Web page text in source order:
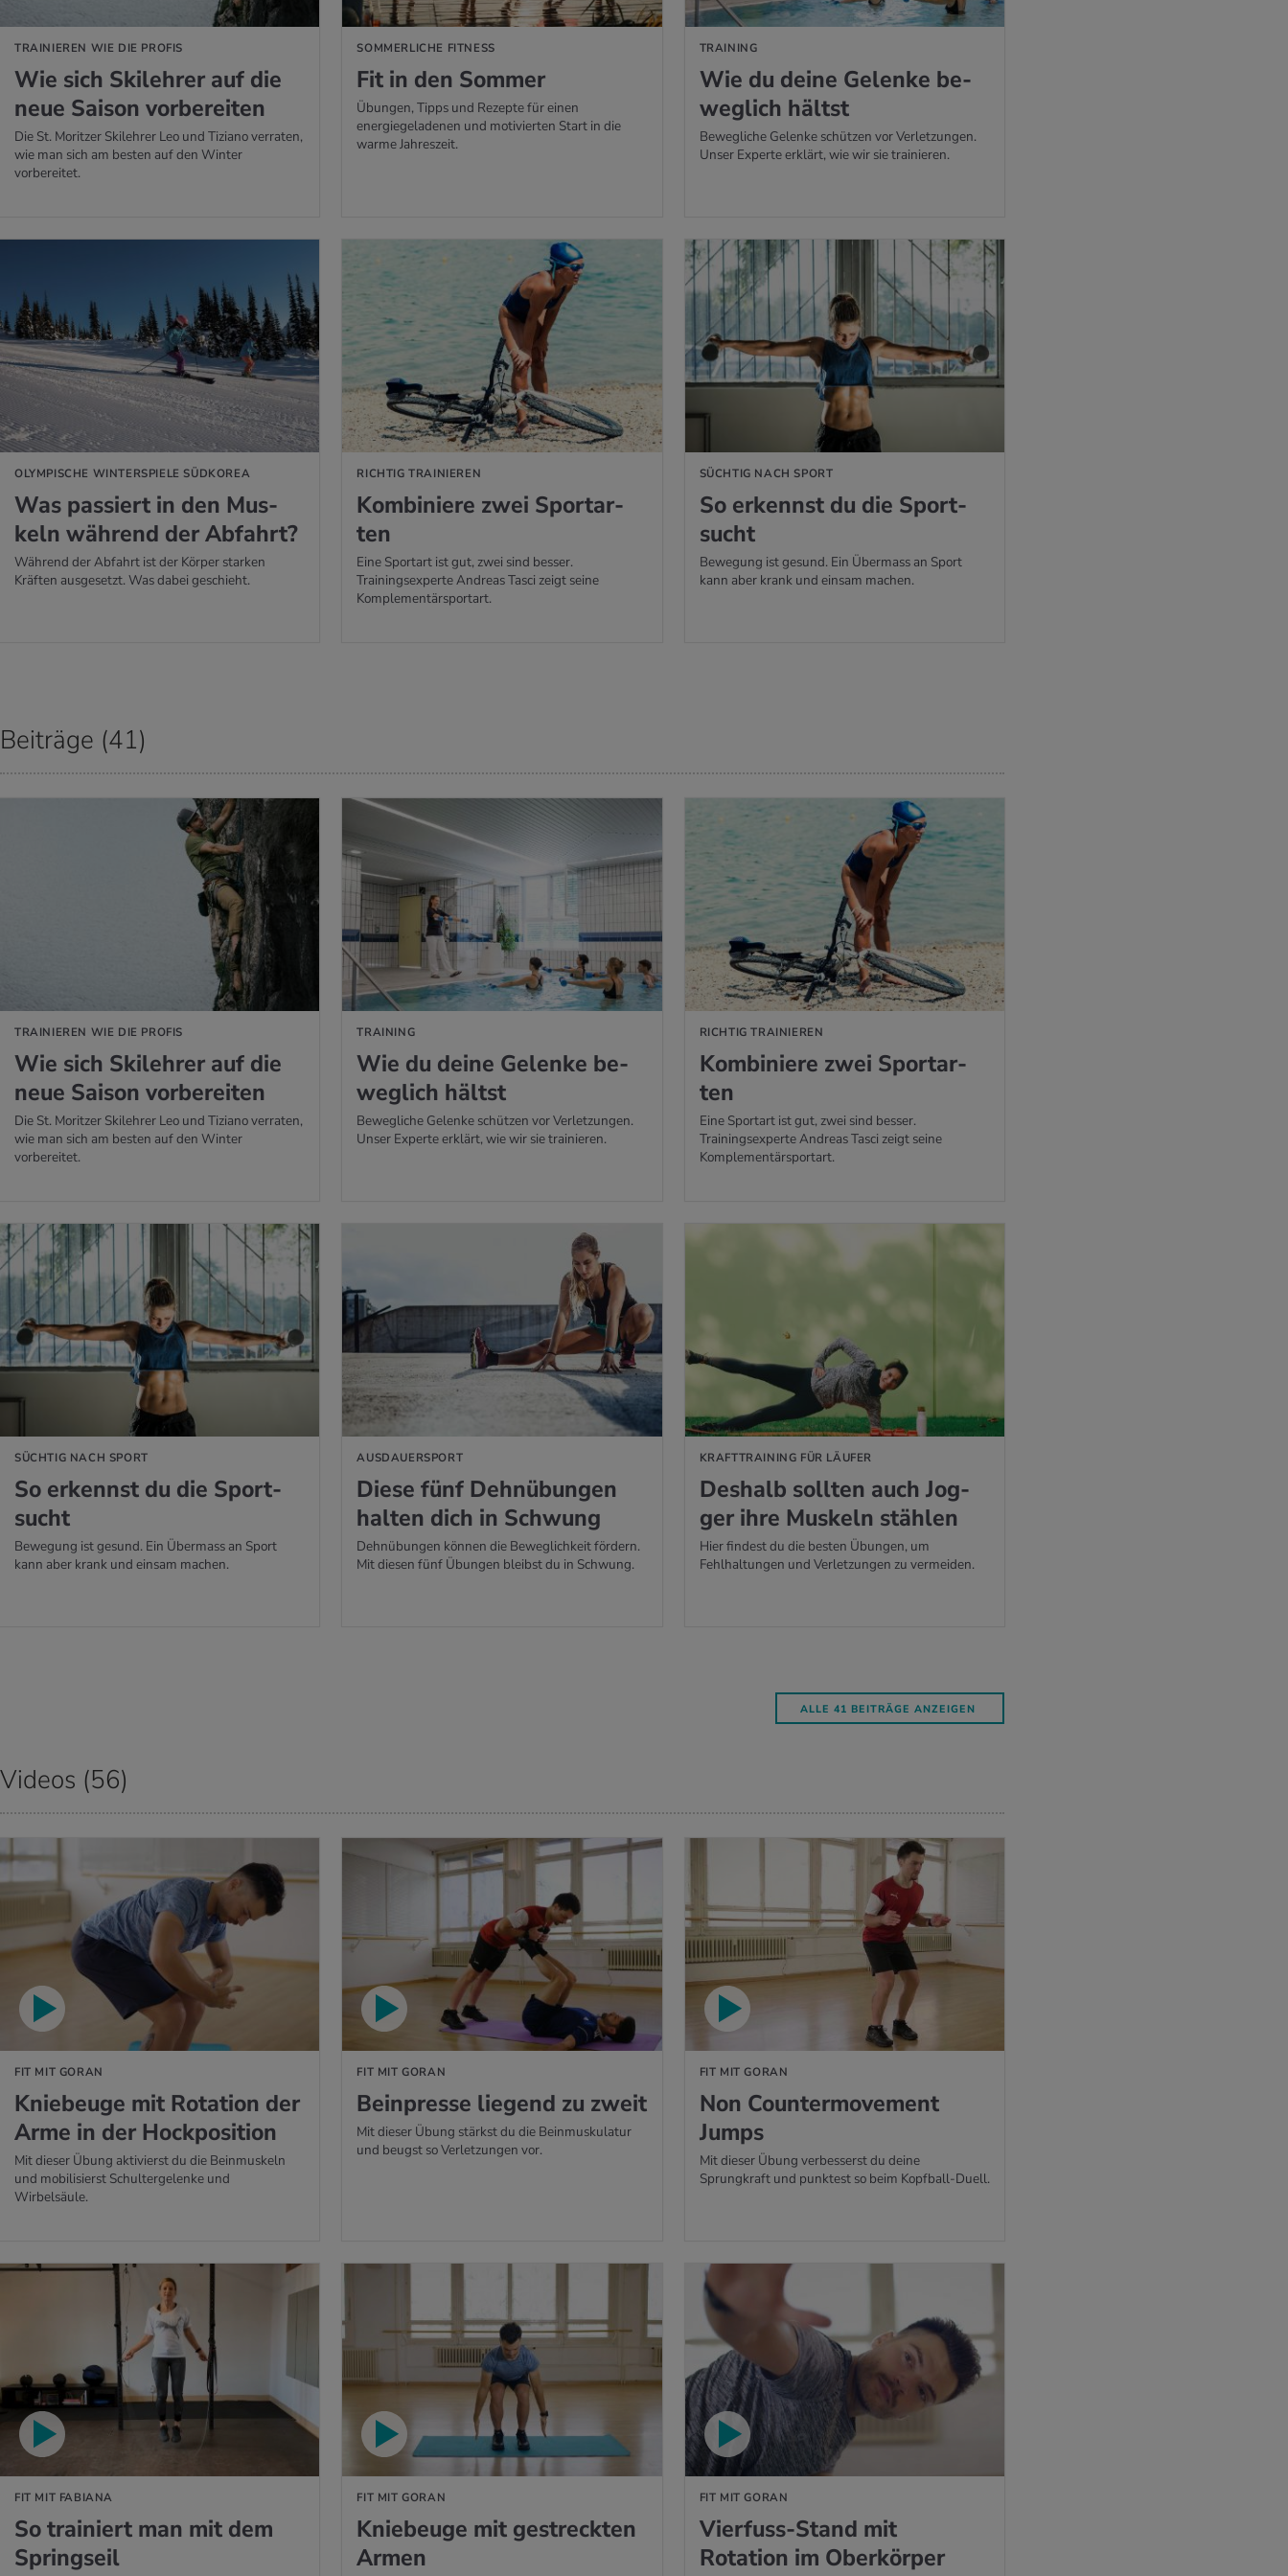
TRAINIEREN WIE DIE PROFIS
Wie sich Ski­leh­rer auf die
neue Sai­son vor­be­rei­ten
Die St. Moritzer Skilehrer Leo und Tiziano verraten,
wie man sich am besten auf den Winter
vorbereitet.
SOMMERLICHE FITNESS
Fit in den Som­mer
Übungen, Tipps und Rezepte für einen
energiegeladenen und motivierten Start in die
warme Jahreszeit.
TRAINING
Wie du deine Ge­len­ke be­
weg­lich hältst
Bewegliche Gelenke schützen vor Verletzungen.
Unser Experte erklärt, wie wir sie trainieren.
OLYMPISCHE WINTERSPIELE SÜDKOREA
Was pas­siert in den Mus­
keln wäh­rend der Ab­fahrt?
Während der Abfahrt ist der Körper starken
Kräften ausgesetzt. Was dabei geschieht.
ERFAHREN
RICHTIG TRAINIEREN
Kom­bi­nie­re zwei Sport­ar­
ten
Eine Sportart ist gut, zwei sind besser.
Trainingsexperte Andreas Tasci zeigt seine
Komplementärsportart.
MEHR ERFAHREN
SÜCHTIG NACH SPORT
So er­kennst du die Sport­
sucht
Bewegung ist gesund. Ein Übermass an Sport
kann aber krank und einsam machen.
Beiträge (41)
TRAINIEREN WIE DIE PROFIS
Wie sich Ski­leh­rer auf die
neue Sai­son vor­be­rei­ten
Die St. Moritzer Skilehrer Leo und Tiziano verraten,
wie man sich am besten auf den Winter
vorbereitet.
TRAINING
Wie du deine Ge­len­ke be­
weg­lich hältst
Bewegliche Gelenke schützen vor Verletzungen.
Unser Experte erklärt, wie wir sie trainieren.
MEHR ERFAHREN
RICHTIG TRAINIEREN
Kom­bi­nie­re zwei Sport­ar­
ten
Eine Sportart ist gut, zwei sind besser.
Trainingsexperte Andreas Tasci zeigt seine
Komplementärsportart.
SÜCHTIG NACH SPORT
So er­kennst du die Sport­
sucht
Bewegung ist gesund. Ein Übermass an Sport
kann aber krank und einsam machen.
ERFAHREN
AUSDAUERSPORT
Diese fünf Dehn­übun­gen
hal­ten dich in Schwung
Dehnübungen können die Beweglichkeit fördern.
Mit diesen fünf Übungen bleibst du in Schwung.
MEHR ERFAHREN
KRAFTTRAINING FÜR LÄUFER
Des­halb soll­ten auch Jog­
ger ihre Mus­keln stäh­len
Hier findest du die besten Übungen, um
Fehlhaltungen und Verletzungen zu vermeiden.
ALLE 41 BEITRÄGE ANZEIGEN
Videos (56)
FIT MIT GORAN
Kniebeuge mit Rotation der
Arme in der Hockposition
Mit dieser Übung aktivierst du die Beinmuskeln
und mobilisierst Schultergelenke und
Wirbelsäule.
FIT MIT GORAN
Beinpresse liegend zu zweit
Mit dieser Übung stärkst du die Beinmuskulatur
und beugst so Verletzungen vor.
VIDEO ABSPIELEN
FIT MIT GORAN
Non Countermovement
Jumps
Mit dieser Übung verbesserst du deine
Sprungkraft und punktest so beim Kopfball-Duell.
FIT MIT FABIANA
So trainiert man mit dem
Springseil
ABSPIELEN
FIT MIT GORAN
Kniebeuge mit gestreckten
Armen
FIT MIT GORAN
Vierfuss-Stand mit
Rotation im Oberkörper